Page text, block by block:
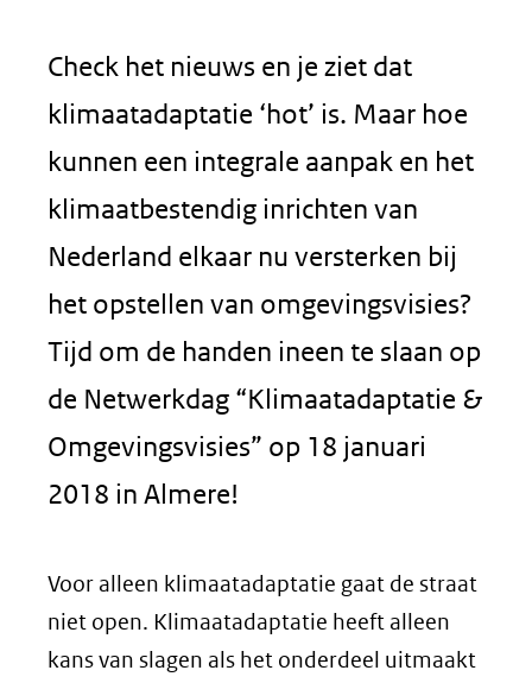
Check het nieuws en je ziet dat
klimaatadaptatie ‘hot’ is. Maar hoe
kunnen een integrale aanpak en het
klimaatbestendig inrichten van
Nederland elkaar nu versterken bij
het opstellen van omgevingsvisies?
Tijd om de handen ineen te slaan op
de Netwerkdag “Klimaatadaptatie &
Omgevingsvisies” op 18 januari
2018 in Almere!
Voor alleen klimaatadaptatie gaat de straat
niet open. Klimaatadaptatie heeft alleen
kans van slagen als het onderdeel uitmaakt